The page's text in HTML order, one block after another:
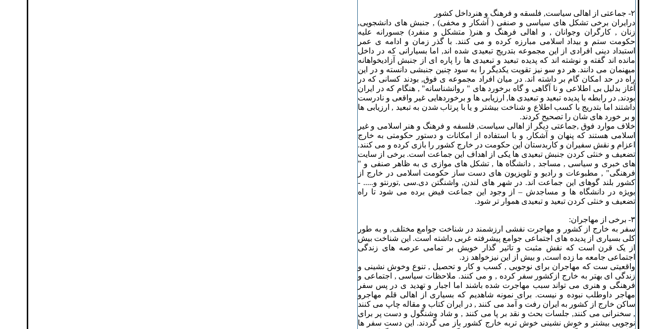
۲- جماعتی از اهالی سیاست, فلسقه و فرهنگ و هنرداخل کشور
درایران برخی تشکل های سیاسی و صنفی ( آشکار و مخفی) , جنبش های دانشجویی,
زنان , کارگران وجوانان , و اهالی فرهنگ و هنر( متشکل و منفرد) جسورانه علیه
حکومت ستم و بیداد اسلامی مبارزه کرده و می کنند. با گذر زمان و ادامه ی عمر
استبداد دینی افرادی از این مجموعه بتدریج تبعیدی شده اند, اما بسیارانی که در داخل
مانده اند گفته و نوشته اند که پدیده تبعید و تبعیدی ها را پاره ای از جنبش آزادیخواهانه
میهنمان می دانند. هر دو سو نیز تقویت یکدیگر را به سود چنین جنبشی دانسته و در این
راه در حد امکان گام بر داشته اند. در میان افراد مجموعه ی فوق, بودند کسانی که در
آغاز بدلیل بی اطلاعی و نا آگاهی و گاه برخورد های " روانشناسانه" , هنگام که در ایران
بودند, در رابطه با پدیده تبعید و تبعیدی ها, ارزیابی ها و برخوردهایی غیر واقعی و نادرست
داشتند اما بتدریج با کسب اطلاع و شناخت بیشتر و یا با پرتاب شدن به تبعید , ارزیابی ها
و بر خورد های شان را تصحیح کردند.
خلاف موارد فوق ,جماعتی دیگر از اهالی سیاست, فلسفه و فرهنگ و هنر اسلامی و غیر
اسلامی هستند که پنهان و آشکار, و با استفاده از امکانات و دستور حکومتی به خارج
اعزام و نقش سفیران و کاربدستان این حکومت در خارج کشور را بازی کرده و می کنند.
تضعیف و خنثی کردن جنبش تبعیدی ها یکی از اهداف این جماعت است. برخی از سایت
های خبری و سیاسی , مساجد , دانشگاه ها , تشکل های موازی ی به ظاهر صنفی و "
فرهنگی" , مطبوعات و رادیو و تلویزیون های دست ساز حکومت اسلامی در خارج از
کشور بلند گوهای این جماعت اند. در شهر های لندن, واشنگتن دی.سی ,تورنتو و..... -
بویژه در دانشگاه ها و مساجدش – از وجود این جماعت فیض برده می شود تا راه
تضعیف و خنثی کردن تبعید و تبعیدی هموار تر شود.
٣- برخی از مهاجران:
سفر به خارج از کشور و مهاجرت نفشی ارزشمند در شناخت جوامع مختلف, و به طور
کلی بسیاری از پدیده های اجتماعی جوامع پیشرفته غربی داشته است. این شناخت بیش
از یک قرن است که نقش مثبت و تاثیر گذار خویش بر تمامی عرصه های زندگی
اجتماعی جامعه ما زده است, و بیش از این نیزخواهد زد.
واقعیتی ست که مهاجران برای نوجویی , کسب و کار و تحصیل , تنوع وخوش نشینی و
زندگی ای بهتر به خارج ازکشور سفر کرده , و می کنند. ملاحظات سیاسی , اجتماعی و
فرهنگی و هنری می تواند سبب مهاجرت شده باشند اما اجبار و تهدید ی در پس سفر
مهاجر داوطلب نبوده و نیست. برای نمونه شاهدیم که بسیاری از اهالی قلم مهاجرو
ساکن خارج از کشور به ایران رفت و آمد می کنند , در ایران کتاب و مقاله چاپ می کنند
, سخنرانی می کنند, جلسات بحث و نقد بر پا می کنند , و شاد وشنگول و دست پر برای
نوجویی بیشتر و خوش نشینی خوش تربه خارج کشور باز می گردند. این دست سفر ها